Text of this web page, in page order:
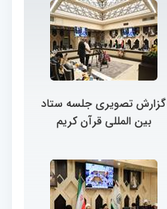
گزارش تصویری جلسه ستاد
بین المللی قرآن کریم